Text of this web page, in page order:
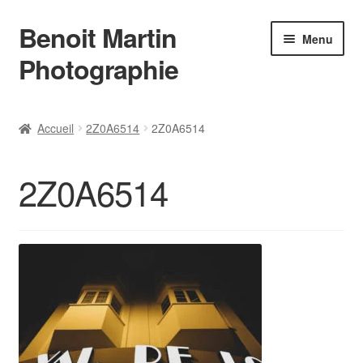
Aller
à
la
Aller
au
contenu
Benoit Martin
Photographie
Menu
Conditions Générales de Vente
L’auteur
Accueil 2Z0A6514 2Z0A6514
2Z0A6514